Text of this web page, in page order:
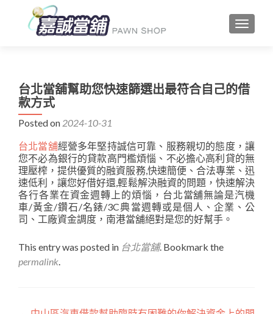
台北當舖幫助您快速篩選出最符合自己的借
款方式
Posted on 2024-10-31
台北當舖經營多年堅持誠信可靠、服務親切的態度，讓
您不必為銀行的貸款高門檻煩惱、不必擔心高利貸的無
理壓榨，提供優質的融資服務,快速簡便、合法專業、迅
速低利，讓您好借好還,輕鬆解決融資的問題，快速解決
各行各業在資金週轉上的煩惱，台北當舖無論是汽機
車/黃金/鑽石/名錶/3C典當週轉或是個人、企業、公
司、工廠資金調度，南港當舖絕對是您的好幫手。
This entry was posted in 台北當舖. Bookmark the
permalink.